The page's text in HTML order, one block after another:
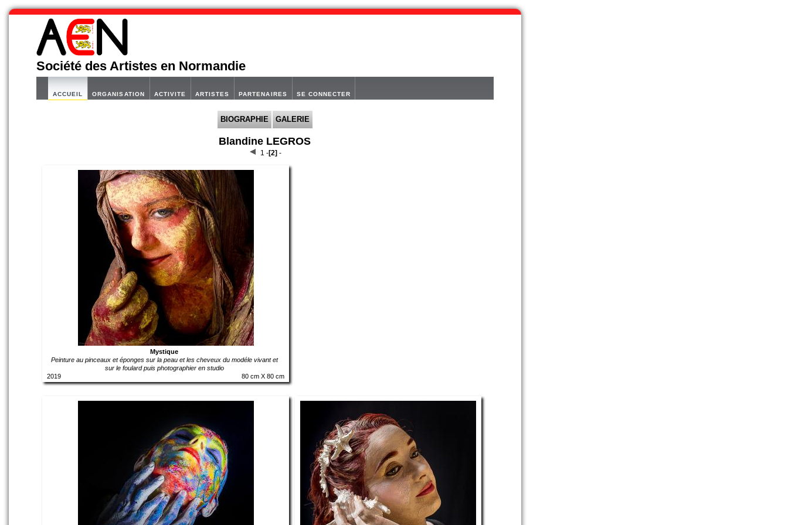
Société des Artistes en Normandie
ACCUEIL ORGANISATION ACTIVITE ARTISTES PARTENAIRES SE CONNECTER
BIOGRAPHIE GALERIE
Blandine LEGROS
1 -[2]-
Mystique
Peinture au pinceaux et éponges sur la peau et les cheveux du modéle vivant et
sur le foulard puis photographier en studio
2019
80 cm X 80 cm